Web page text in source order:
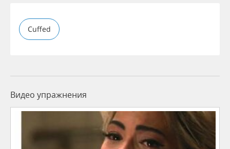
Cuffed
Видео упражнения